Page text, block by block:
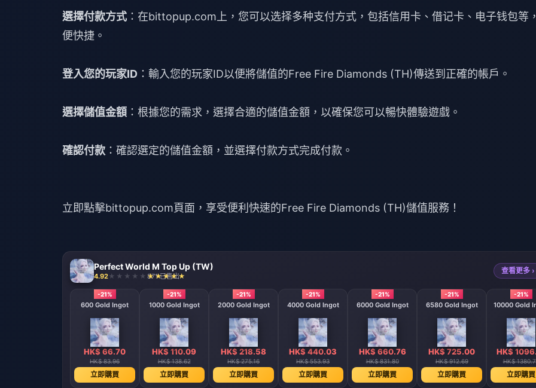
選擇付款方式 ：在bittopup.com上，您可以选择多种支付方式，包括信用卡、借记卡、电子钱包等
便快捷。
登入您的玩家ID ：輸入您的玩家ID以便將儲值的Free Fire Diamonds (TH)傳送到正確的帳戶。
選擇儲值金額 ：根據您的需求，選擇合適的儲值金額，以確保您可以暢快體驗遊戲。
確認付款 ：確認選定的儲值金額，並選擇付款方式完成付款。
立即點擊bittopup.com頁面，享受便利快速的Free Fire Diamonds (TH)儲值服務！
Perfect World M Top Up (TW)
4.92 871 已售出
查看更多 ›
-21%
600 Gold Ingot
HK$ 66.70
HK$ 83.96
立即購買
-21%
1000 Gold Ingot
HK$ 110.09
HK$ 138.62
立即購買
-21%
2000 Gold Ingot
HK$ 218.58
HK$ 275.16
立即購買
-21%
4000 Gold Ingot
HK$ 440.03
HK$ 553.93
立即購買
-21%
6000 Gold Ingot
HK$ 660.76
HK$ 831.80
立即購買
-21%
6580 Gold Ingot
HK$ 725.00
HK$ 912.69
立即購買
-21%
10000 Gold
HK$
HK$
立即購買